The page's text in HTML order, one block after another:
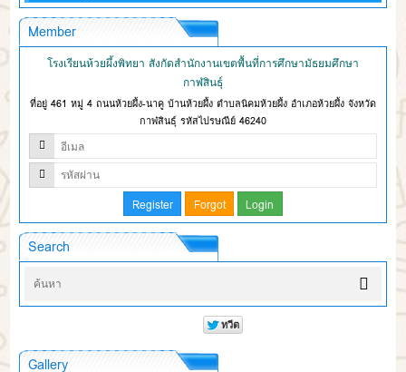
Member
โรงเรียนห้วยผึ้งพิทยา สังกัดสำนักงานเขตพื้นที่การศึกษามัธยมศึกษา
กาฬสินธุ์
ที่อยู่ 461 หมู่ 4 ถนนห้วยผึ้ง-นาคู บ้านห้วยผึ้ง ตำบลนิคมห้วยผึ้ง อำเภอห้วยผึ้ง จังหวัด
กาฬสินธุ์ รหัสไปรษณีย์ 46240
Search
Gallery